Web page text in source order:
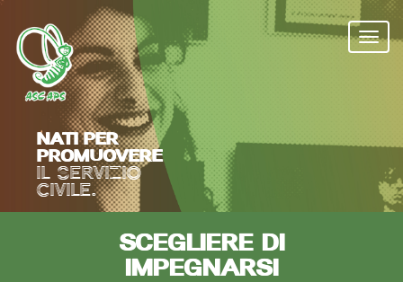
contenuto
principale
NATI PER
PROMUOVERE
IL SERVIZIO
CIVILE.
SCEGLIERE DI
IMPEGNARSI